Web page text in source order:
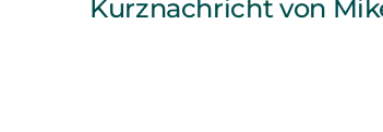
Kurznachricht von